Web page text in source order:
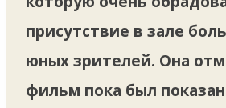
присутствие в зале
юных зрителей. Она
фильм пока был